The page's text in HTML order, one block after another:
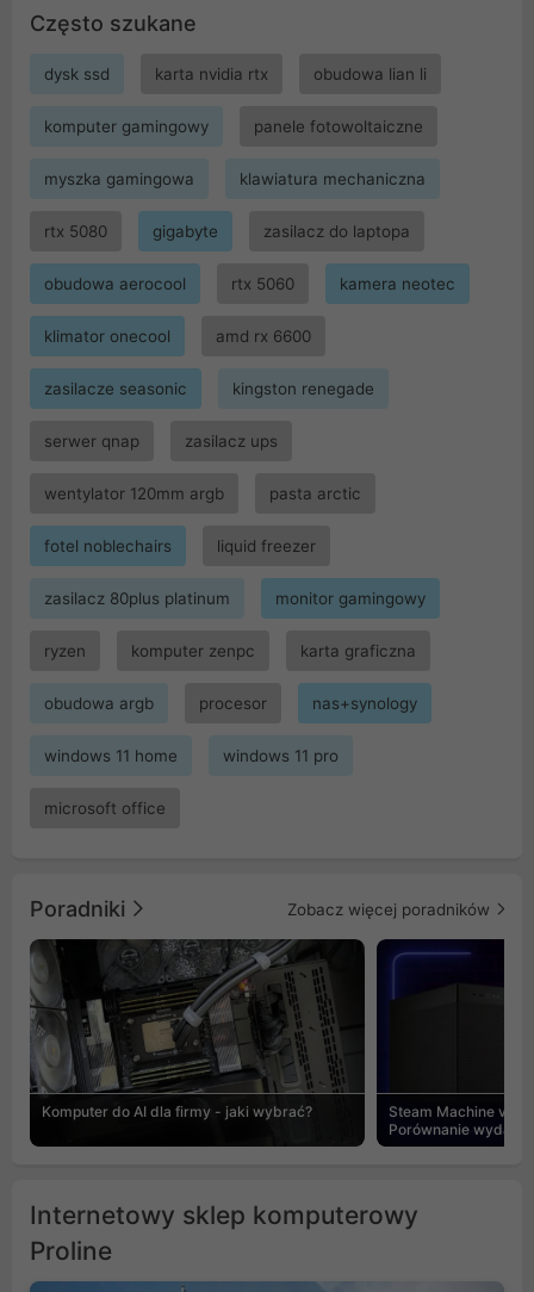
Często szukane
dysk ssd karta nvidia rtx obudowa lian li
komputer gamingowy panele fotowoltaiczne
myszka gamingowa klawiatura mechaniczna
rtx 5080 gigabyte zasilacz do laptopa
obudowa aerocool rtx 5060 kamera neotec
klimator onecool amd rx 6600
zasilacze seasonic kingston renegade
serwer qnap zasilacz ups
wentylator 120mm argb pasta arctic
fotel noblechairs liquid freezer
zasilacz 80plus platinum monitor gamingowy
ryzen komputer zenpc karta graficzna
obudowa argb procesor nas+synology
windows 11 home windows 11 pro
microsoft office
Poradniki Zobacz więcej poradników
Komputer do AI dla firmy - jaki wybrać?
Steam Machine vs
Porównanie
Internetowy sklep komputerowy
Proline